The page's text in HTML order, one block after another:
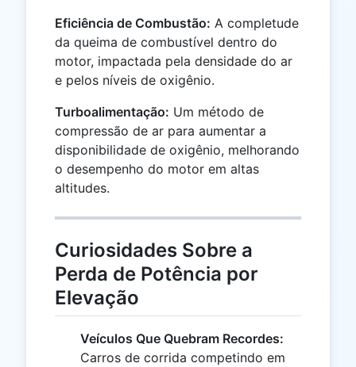
Eficiência de Combustão: A completude
da queima de combustível dentro do
motor, impactada pela densidade do ar
e pelos níveis de oxigênio.
Turboalimentação: Um método de
compressão de ar para aumentar a
disponibilidade de oxigênio, melhorando
o desempenho do motor em altas
altitudes.
Curiosidades Sobre a
Perda de Potência por
Elevação
Veículos Que Quebram Recordes:
Carros de corrida competindo em